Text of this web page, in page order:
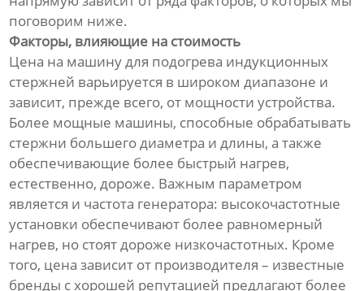
поговорим ниже.
Факторы, влияющие на стоимость
Цена на машину для подогрева индукционных
стержней варьируется в широком диапазоне и
зависит, прежде всего, от мощности устройства.
Более мощные машины, способные обрабатывать
стержни большего диаметра и длины, а также
обеспечивающие более быстрый нагрев,
естественно, дороже. Важным параметром
является и частота генератора: высокочастотные
установки обеспечивают более равномерный
нагрев, но стоят дороже низкочастотных. Кроме
того, цена зависит от производителя – известные
бренды с хорошей репутацией предлагают более